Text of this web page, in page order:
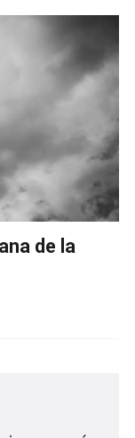
de la